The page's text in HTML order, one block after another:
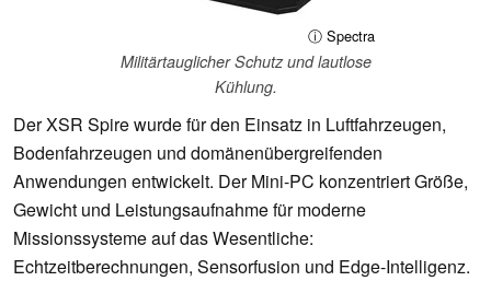
ⓘ Spectra
Militärtauglicher Schutz und lautlose
Kühlung.
Der XSR Spire wurde für den Einsatz in Luftfahrzeugen,
Bodenfahrzeugen und domänenübergreifenden
Anwendungen entwickelt. Der Mini-PC konzentriert Größe,
Gewicht und Leistungsaufnahme für moderne
Missionssysteme auf das Wesentliche:
Echtzeitberechnungen, Sensorfusion und Edge-Intelligenz.